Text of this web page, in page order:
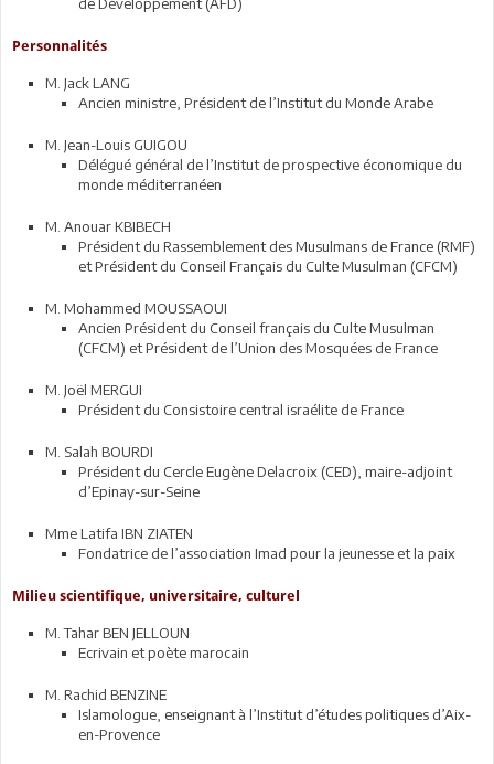
Personnalités
M. Jack LANG
Ancien ministre, Président de l’Institut du Monde Arabe
M. Jean-Louis GUIGOU
Délégué général de l’Institut de prospective économique du
monde méditerranéen
M. Anouar KBIBECH
Président du Rassemblement des Musulmans de France (RMF)
et Président du Conseil Français du Culte Musulman (CFCM)
M. Mohammed MOUSSAOUI
Ancien Président du Conseil français du Culte Musulman
(CFCM) et Président de l’Union des Mosquées de France
M. Joël MERGUI
Président du Consistoire central israélite de France
M. Salah BOURDI
Président du Cercle Eugène Delacroix (CED), maire-adjoint
d’Epinay-sur-Seine
Mme Latifa IBN ZIATEN
Fondatrice de l’association Imad pour la jeunesse et la paix
Milieu scientifique, universitaire, culturel
M. Tahar BEN JELLOUN
Ecrivain et poète marocain
M. Rachid BENZINE
Islamologue, enseignant à l’Institut d’études politiques d’Aix-
en-Provence